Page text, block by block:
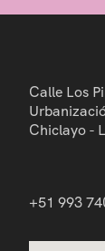
Calle Los
Chiclayo -
+51 993